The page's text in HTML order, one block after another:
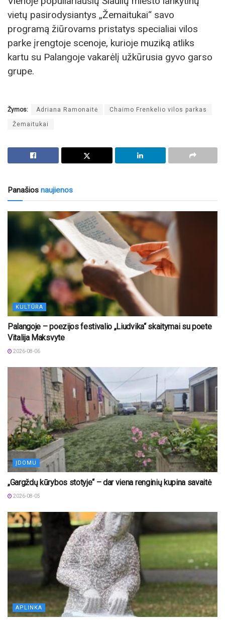
vietų pasirodysiantys „Žemaitukai“ savo
programą žiūrovams pristatys specialiai vilos
parke įrengtoje scenoje, kurioje muziką atliks
kartu su Palangoje vakarėlį užkūrusia gyvo garso
grupe.
Žymos: Adriana Ramonaitė Chaimo Frenkelio vilos parkas
Žemaitukai
Panašios naujienos
KULTŪRA
Palangoje – poezijos festivalio „Liudvika“ skaitymai su poete
Vitalija Maksvyte
2026-08-06
ĮDOMU
„Gargždų kūrybos stotyje“ – dar viena renginių kupina savaitė
2026-08-05
APLINKA